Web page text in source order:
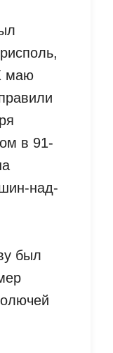
маю
в 91-
над-
был